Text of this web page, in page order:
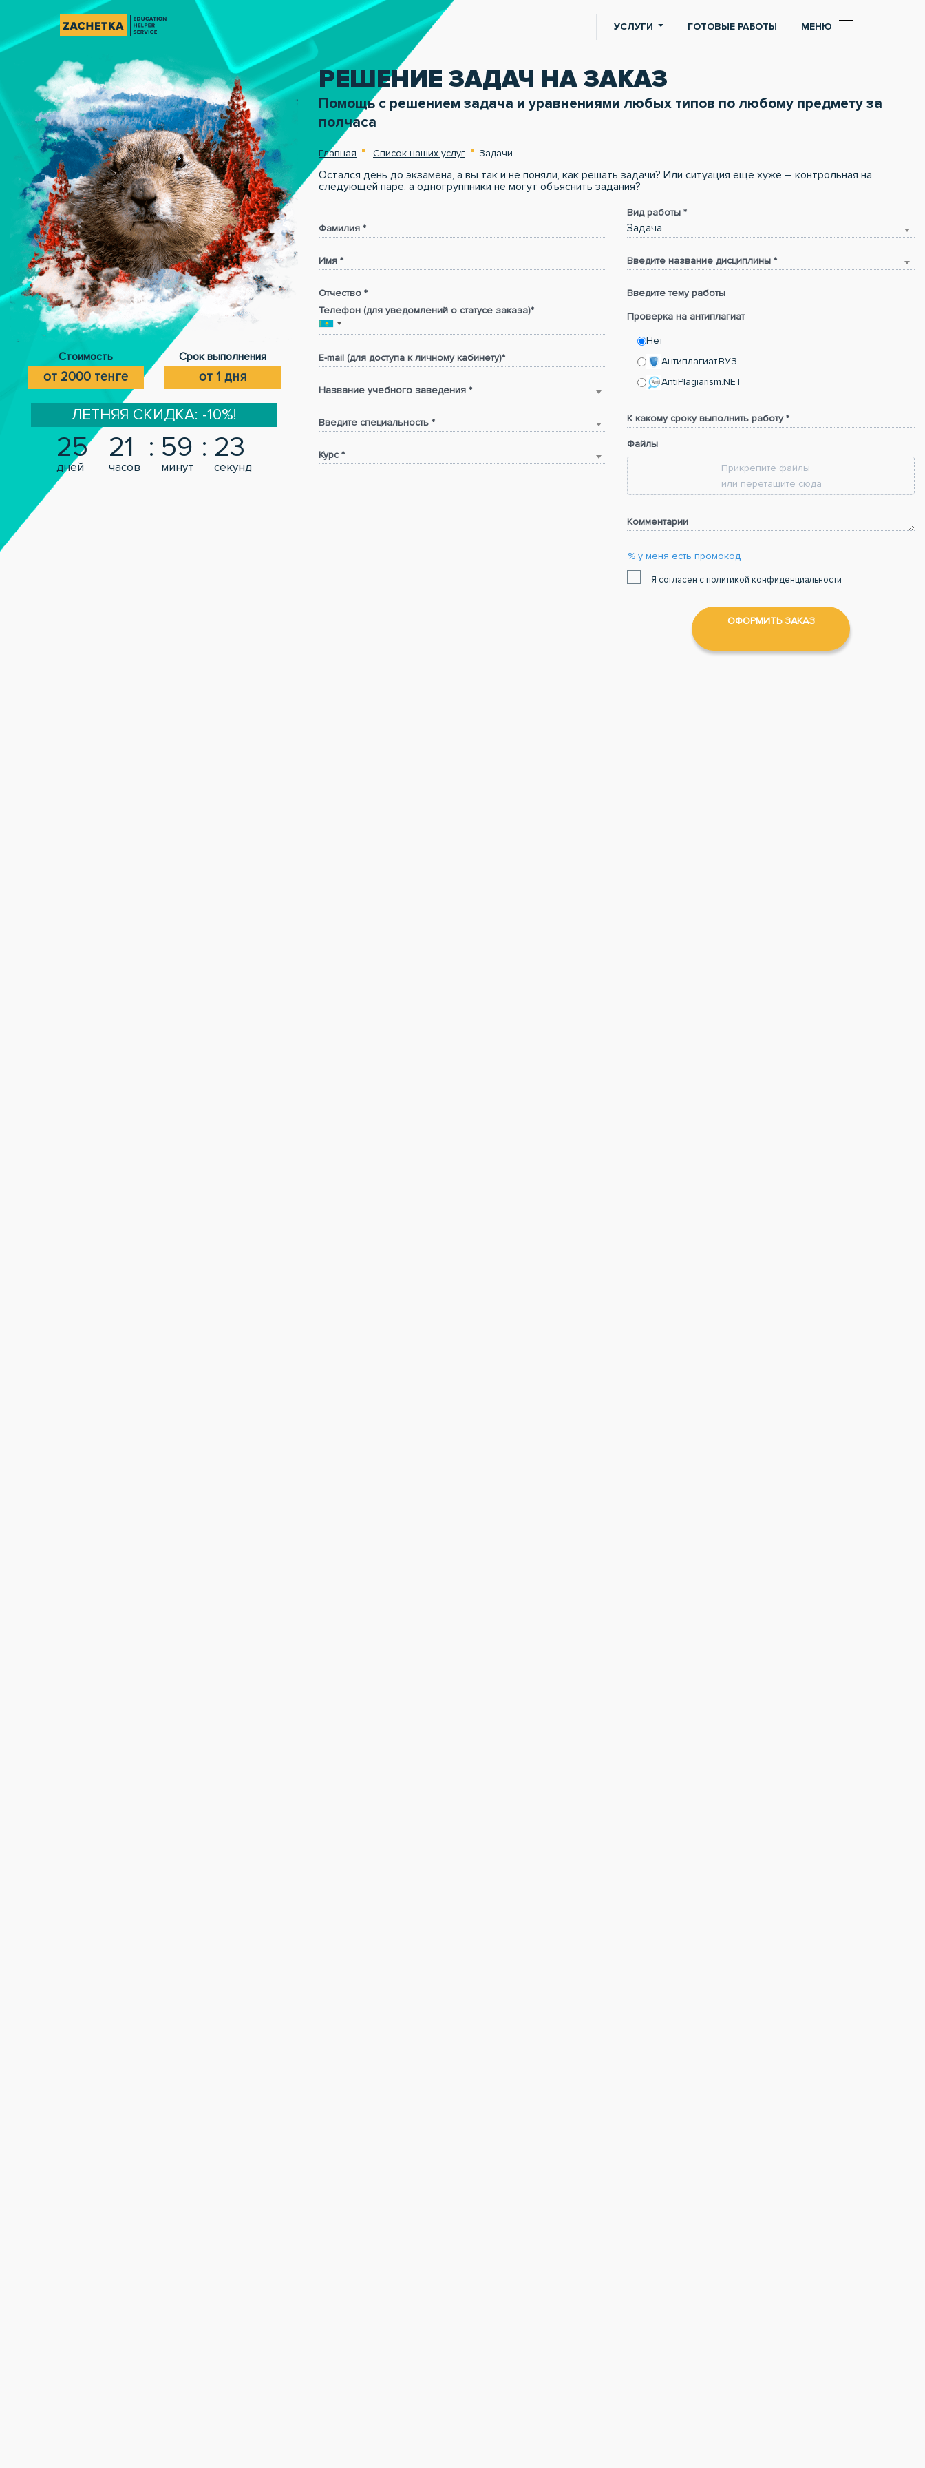
УСЛУГИ ГОТОВЫЕ РАБОТЫ МЕНЮ
Стоимость
от 2000 тенге
Срок выполнения
от 1 дня
ЛЕТНЯЯ СКИДКА: -10%!
25
дней
21
часов
59
минут
22
секунд
РЕШЕНИЕ ЗАДАЧ НА ЗАКАЗ
Помощь с решением задача и уравнениями любых типов по любому предмету за
полчаса
Главная Список наших услуг Задачи
Остался день до экзамена, а вы так и не поняли, как решать задачи? Или ситуация еще хуже – контрольная на
следующей паре, а одногруппники не могут объяснить задания?
Фамилия *
Имя *
Отчество *
Телефон (для уведомлений о статусе заказа)*
E-mail (для доступа к личному кабинету)*
Название учебного заведения *
Введите специальность *
Курс *
Задача
Вид работы *
Введите название дисциплины *
Введите тему работы
Проверка на антиплагиат
Нет
Антиплагиат.ВУЗ
AntiPlagiarism.NET
К какому сроку выполнить работу *
Файлы
Прикрепите файлы
или перетащите сюда
Комментарии
% у меня есть промокод
Я согласен с политикой конфиденциальности
ОФОРМИТЬ ЗАКАЗ